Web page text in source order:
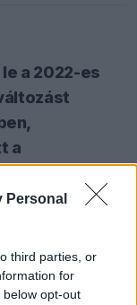
Personal
third parties, or
for
opt-out
a 2022-es
a
győzni a két